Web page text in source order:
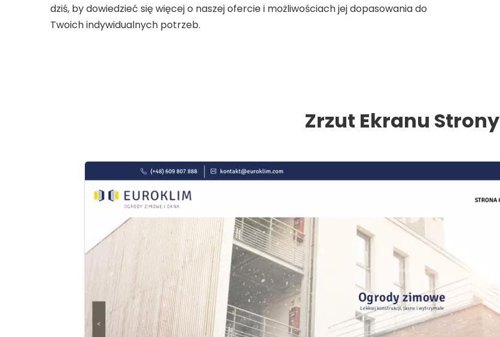
dziś, by dowiedzieć się więcej o naszej ofercie i możliwościach jej dopasowania do
Twoich indywidualnych potrzeb.
Zrzut Ekranu Strony